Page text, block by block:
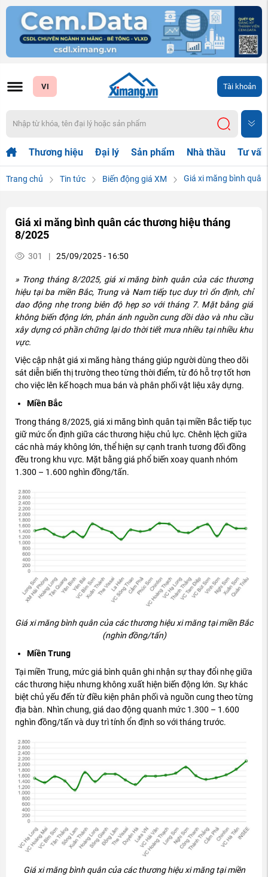
VI Tài khoản
Thương hiệu Đại lý Sản phẩm Nhà thầu Tư
Trang chủ Tin tức Biến động giá XM Giá xi măng bình
Giá xi măng bình quân các thương hiệu tháng
8/2025
301 | 25/09/2025 - 16:50
» Trong tháng 8/2025, giá xi măng bình quân của các thương
hiệu tại ba miền Bắc, Trung và Nam tiếp tục duy trì ổn định, chỉ
dao động nhẹ trong biên độ hẹp so với tháng 7. Mặt bằng giá
không biến động lớn, phản ánh nguồn cung dồi dào và nhu cầu
xây dựng có phần chững lại do thời tiết mưa nhiều tại nhiều khu
vực.
Việc cập nhật giá xi măng hàng tháng giúp người dùng theo dõi
sát diễn biến thị trường theo từng thờiđiểm, từđó hỗ trợ tốt hơn
cho việc l ên kế hoạch mua bán và phân phối vật liệu xây dựng.
Miền Bắc
Trong tháng 8/2025, giá xi măng bình quân tại miền Bắc tiếp tục
giữ mức ổn định giữa các thương hiệu chủ lực. Chênh l ệch giữa
các nhà máy không l ớn, thể hiện sự cạnh tranh tương đốiđồng
đều trong khu vực. Mặt bằng giá phổ biến xoay quanh nhóm
1.300 – 1.600 nghìn đồng/tấn.
Giá xi măng bình quân của các thương hiệu xi măng tại miền Bắc
(nghìn đồng/tấn)
Miền Trung
Tại miền Trung, mức giá bình quân ghi nhận sự thayđổi nhẹ giữa
các thương hiệu nhưng không xuất hiện biến động lớn. Sự khác
biệt chủ yếu đến từđiều kiện phân phối và nguồn cung theo từng
địa bàn. Nhìn chung, giá daođộng quanh mức 1.300 – 1.600
nghìn đồng/tấn và duy trì tính ổn định so với tháng trước.
Giá xi măng bình quân của các thương hiệu xi măng tại miền